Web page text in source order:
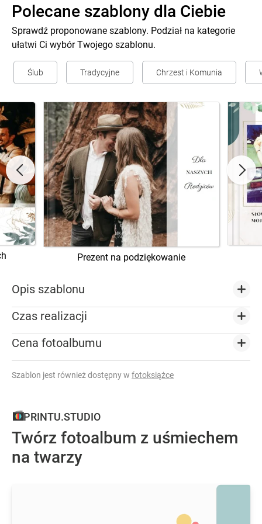
Polecane szablony dla Ciebie
Sprawdź proponowane szablony. Podział na kategorie
ułatwi Ci wybór Twojego szablonu.
Ślub Tradycyjne Chrzest i Komunia
Prezent na podziękowanie
Opis szablonu
Czas realizacji
Cena fotoalbumu
Szablon jest również dostępny w fotoksiążce
PRINTU.STUDIO
Twórz fotoalbum z uśmiechem
na twarzy